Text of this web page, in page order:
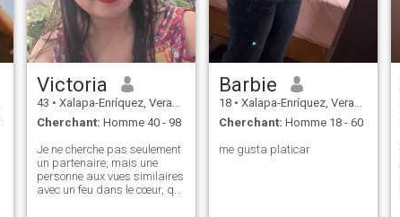
Victoria
43 • Xalapa-Enríquez, Veracruz, Mexique
Cherchant: Homme 40 - 98
Je ne cherche pas seulement
un partenaire, mais une
personne aux vues similaires
avec un feu dans le cœur, qui
Barbie
18 • Xalapa-Enríquez, Veracruz, Mexique
Cherchant: Homme 18 - 60
me gusta platicar